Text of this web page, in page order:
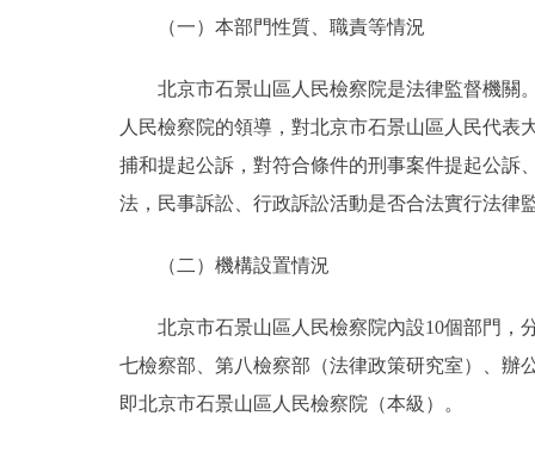
（一）本部門性質、職責等情況
北京市石景山區人民檢察院是法律監督機關。
人民檢察院的領導，對北京市石景山區人民代
捕和提起公訴，對符合條件的刑事案件提起公訴
法，民事訴訟、行政訴訟活動是否合法實行法律
（二）機構設置情況
北京市石景山區人民檢察院內設10個部門，
七檢察部、第八檢察部（法律政策研究室）、辦
即北京市石景山區人民檢察院（本級）。